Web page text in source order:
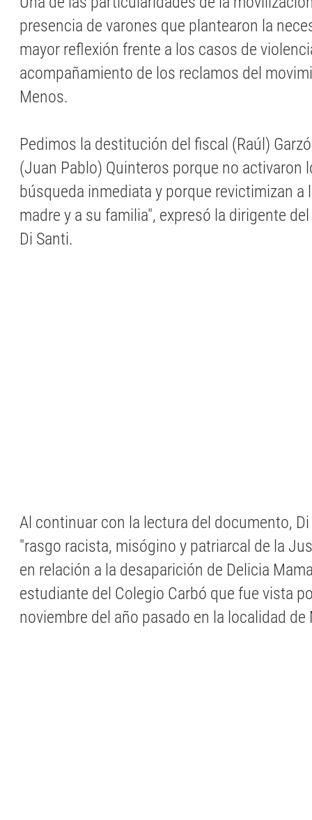
presencia de varones que plantearon la
mayor reflexión frente a los casos de
acompañamiento de los reclamos del
Menos.
Pedimos la destitución del fiscal (Raúl)
(Juan Pablo) Quinteros porque no activaron
búsqueda inmediata y porque revictimizan a
madre y a su familia", expresó la dirigente
Di Santi.
Al continuar con la lectura del documento,
"rasgo racista, misógino y patriarcal de la
en relación a la desaparición de Delicia
estudiante del Colegio Carbó que fue vista
noviembre del año pasado en la localidad de